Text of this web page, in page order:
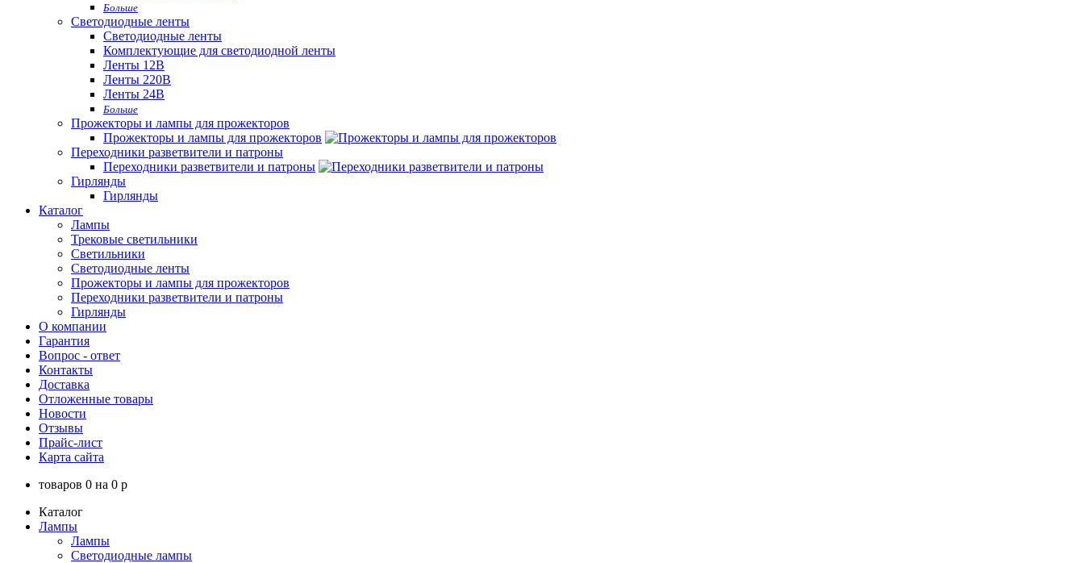
Больше
Светодиодные ленты
Светодиодные ленты
Комплектующие для светодиодной ленты
Ленты 12В
Ленты 220В
Ленты 24В
Больше
Прожекторы и лампы для прожекторов
Прожекторы и лампы для прожекторов
Переходники разветвители и патроны
Переходники разветвители и патроны
Гирлянды
Гирлянды
Каталог
Лампы
Трековые светильники
Светильники
Светодиодные ленты
Прожекторы и лампы для прожекторов
Переходники разветвители и патроны
Гирлянды
О компании
Гарантия
Вопрос - ответ
Контакты
Доставка
Отложенные товары
Новости
Отзывы
Прайс-лист
Карта сайта
товаров 0 на 0 p
Каталог
Лампы
Лампы
Светодиодные лампы